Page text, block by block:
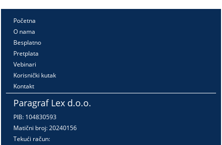
Početna
O nama
Besplatno
Pretplata
Vebinari
Korisnički kutak
Kontakt
Paragraf Lex d.o.o.
PIB: 104830593
Matični broj: 20240156
Tekući račun: